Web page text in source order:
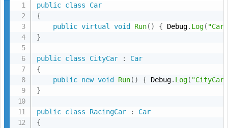
特
有）
public class
Car
{
public virtual void Run( ) { Debug. Log(
}
public class CityCar :
Car
{
public new void Run( ) { Debug. Log(
}
public class RacingCar :
Car
{